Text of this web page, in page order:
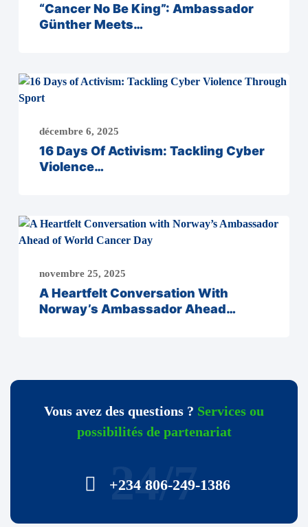
“Cancer No Be King”: Ambassador
Günther Meets…
décembre 6, 2025
16 Days Of Activism: Tackling Cyber
Violence…
novembre 25, 2025
A Heartfelt Conversation With
Norway’s Ambassador Ahead…
Vous avez des questions ? Services ou
possibilités de partenariat
+234 806-249-1386
24/7